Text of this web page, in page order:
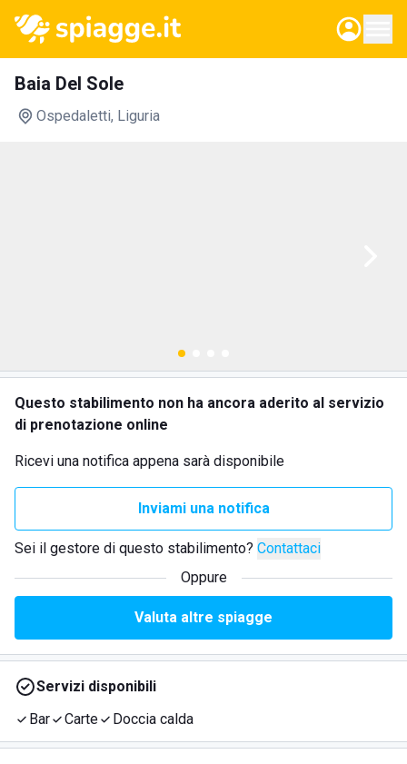
Baia Del Sole
Ospedaletti, Liguria
Questo stabilimento non ha ancora aderito al servizio
di prenotazione online
Ricevi una notifica appena sarà disponibile
Inviami una notifica
Sei il gestore di questo stabilimento? Contattaci
Oppure
Valuta altre spiagge
Servizi disponibili
Bar
Carte Doccia calda